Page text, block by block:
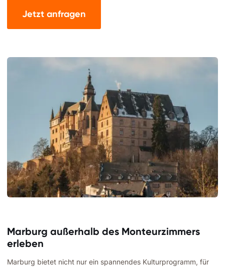
Jetzt anfragen
Marburg außerhalb des Monteurzimmers
erleben
Marburg bietet nicht nur ein spannendes Kulturprogramm, für